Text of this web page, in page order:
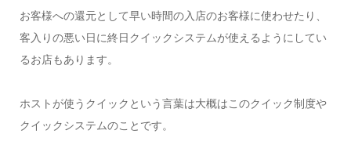
お客様への還元として早い時間の入店のお客様に使わせたり、
客入りの悪い日に終日クイックシステムが使えるようにしてい
るお店もあります。
ホストが使うクイックという言葉は大概はこのクイック制度や
クイックシステムのことです。